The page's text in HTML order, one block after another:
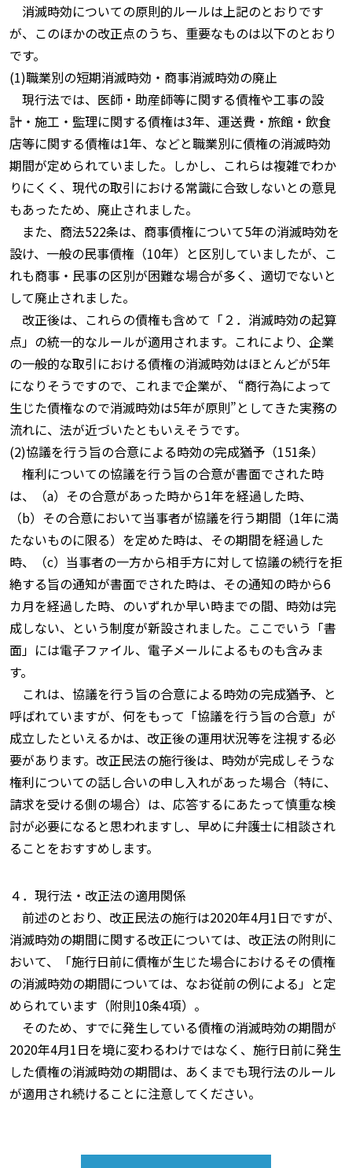
消滅時効についての原則的ルールは上記のとおりです
が、このほかの改正点のうち、重要なものは以下のとおり
です。
(1)職業別の短期消滅時効・商事消滅時効の廃止
現行法では、医師・助産師等に関する債権や工事の設
計・施工・監理に関する債権は3年、運送費・旅館・飲食
店等に関する債権は1年、などと職業別に債権の消滅時効
期間が定められていました。しかし、これらは複雑でわか
りにくく、現代の取引における常識に合致しないとの意見
もあったため、廃止されました。
また、商法522条は、商事債権について5年の消滅時効を
設け、一般の民事債権（10年）と区別していましたが、こ
れも商事・民事の区別が困難な場合が多く、適切でないと
して廃止されました。
改正後は、これらの債権も含めて「２．消滅時効の起算
点」の統一的なルールが適用されます。これにより、企業
の一般的な取引における債権の消滅時効はほとんどが5年
になりそうですので、これまで企業が、 “商行為によって
生じた債権なので消滅時効は5年が原則”としてきた実務の
流れに、法が近づいたともいえそうです。
(2)協議を行う旨の合意による時効の完成猶予（151条）
権利についての協議を行う旨の合意が書面でされた時
は、（a）その合意があった時から1年を経過した時、
（b）その合意において当事者が協議を行う期間（1年に満
たないものに限る）を定めた時は、その期間を経過した
時、（c）当事者の一方から相手方に対して協議の続行を拒
絶する旨の通知が書面でされた時は、その通知の時から6
カ月を経過した時、のいずれか早い時までの間、時効は完
成しない、という制度が新設されました。ここでいう「書
面」には電子ファイル、電子メールによるものも含みま
す。
これは、協議を行う旨の合意による時効の完成猶予、と
呼ばれていますが、何をもって「協議を行う旨の合意」が
成立したといえるかは、改正後の運用状況等を注視する必
要があります。改正民法の施行後は、時効が完成しそうな
権利についての話し合いの申し入れがあった場合（特に、
請求を受ける側の場合）は、応答するにあたって慎重な検
討が必要になると思われますし、早めに弁護士に相談され
ることをおすすめします。
４．現行法・改正法の適用関係
前述のとおり、改正民法の施行は2020年4月1日ですが、
消滅時効の期間に関する改正については、改正法の附則に
おいて、「施行日前に債権が生じた場合におけるその債権
の消滅時効の期間については、なお従前の例による」と定
められています（附則10条4項）。
そのため、すでに発生している債権の消滅時効の期間が
2020年4月1日を境に変わるわけではなく、施行日前に発生
した債権の消滅時効の期間は、あくまでも現行法のルール
が適用され続けることに注意してください。